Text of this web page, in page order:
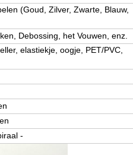
(Goud, Zilver, Zwarte, Blauw,
Debossing, het Vouwen, enz.
elastiekje, oogje, PET/PVC,
-